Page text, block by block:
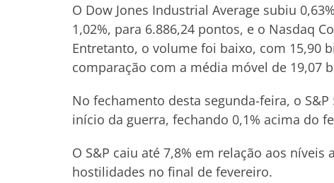
O Dow Jones Industrial Average subiu
1,02%, para 6.886,24 pontos, e o Nasdaq
Entretanto, o volume foi baixo, com 15,90
comparação com a média móvel de 19,07
No fechamento desta segunda-feira, o
início da guerra, fechando 0,1% acima do
O S&P caiu até 7,8% em relação aos
hostilidades no final de fevereiro.